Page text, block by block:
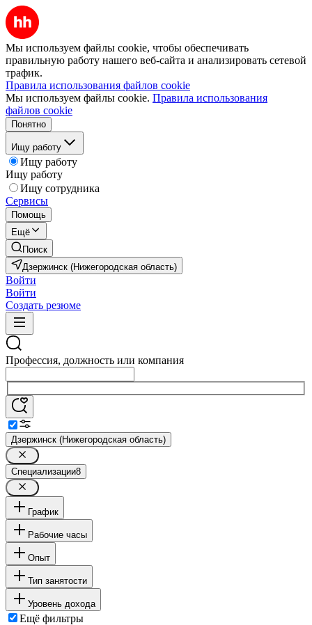
Мы используем файлы cookie, чтобы обеспечивать
правильную работу нашего веб-сайта и анализировать сетевой
трафик.
Правила использования файлов cookie
Мы используем файлы cookie. Правила использования
файлов cookie
Понятно
Ищу работу
Ищу работу
Ищу работу
Ищу сотрудника
Сервисы
Помощь
Ещё
Поиск
Дзержинск (Нижегородская область)
Войти
Войти
Создать резюме
Профессия, должность или компания
Дзержинск (Нижегородская область)
Специализации8
График
Рабочие часы
Опыт
Тип занятости
Уровень дохода
Ещё фильтры